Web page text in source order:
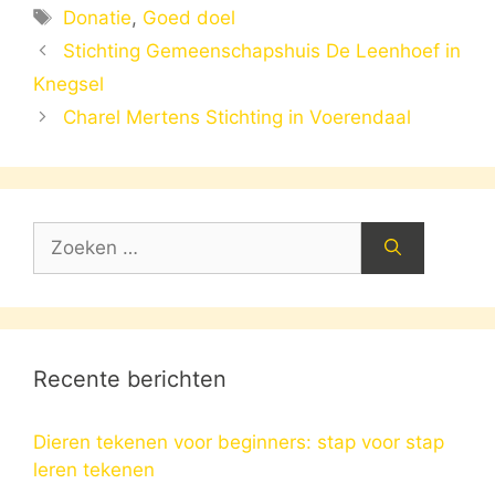
Tags
Donatie, Goed doel
Stichting Gemeenschapshuis De Leenhoef in
Knegsel
Charel Mertens Stichting in Voerendaal
naar:
Recente berichten
Dieren tekenen voor beginners: stap voor stap
leren tekenen